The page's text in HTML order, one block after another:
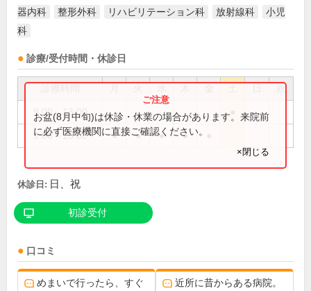
器内科
整形外科 リハビリテーション科 放射線科
小児
科
診療/受付時間・休診日
祝
9:00～13:00
9:00～18:00 ● ● ● ●
お盆(8月中旬)は休診・休業の場合があります。来院前
に必ず医療機関に直接ご確認ください。
×閉じる
休診日: 日、祝
初診受付
口コミ
めまいで行ったら、すぐ
近所に昔からある病院。